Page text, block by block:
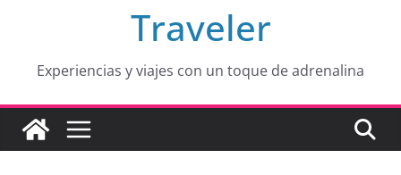
Traveler
Experiencias y viajes con un toque de adrenalina